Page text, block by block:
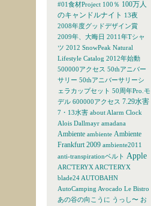
#01食材Project 100％ 100万人
のキャンドルナイト 13夜
2008年度グッドデザイン賞
2009年、大晦日 2011年Tシャ
ツ 2012 SnowPeak Natural
Lifestyle Catalog 2012年始動
500000アクセス 50thアニバー
サリー 50thアニバーサリーシ
ェラカップセット 50周年Pro.モ
デル 600000アクセス 7.29水害
7・13水害 about Alarm Clock
Alois Dallmayr amadana
Ambiente ambiente Ambiente
Frankfurt 2009 ambiente2011
anti-transpirationベルト Apple
ARC'TERYX ARC'TERYX
blade24 AUTOBAHN
AutoCamping Avocado Le Bistro
あの谷の向こうに うっし〜 お